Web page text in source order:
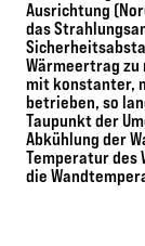
Ausrichtung
das
Wärmeertrag
mit konstanter,
betrieben, so
Taupunkt der
Abkühlung der
Temperatur des
die